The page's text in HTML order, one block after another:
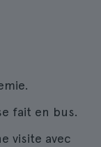
fait en bus.
visite avec